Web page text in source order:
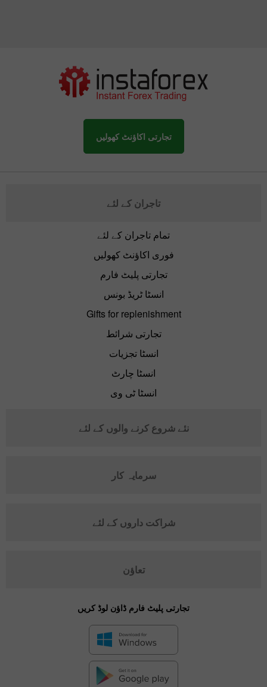
تجارتی اکاؤنٹ کھولیں
تاجران کے لئے
تمام تاجران کے لئے
فوری اکاؤنٹ کھولیں
تجارتی پلیٹ فارم
انسٹا ٹریڈ بونس
Gifts for replenishment
تجارتی شرائط
انسٹا تجزیات
انسٹا چارٹ
انسٹا ٹی وی
نئے شروع کرنے والوں کے لئے
سرمایہ کار
شراکت داروں کے لئے
تعاؤن
تجارتی پلیٹ فارم ڈاؤن لوڈ کریں